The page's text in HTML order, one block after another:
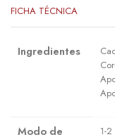
FICHA TÉCNICA
Ingredientes
Modo de
1-